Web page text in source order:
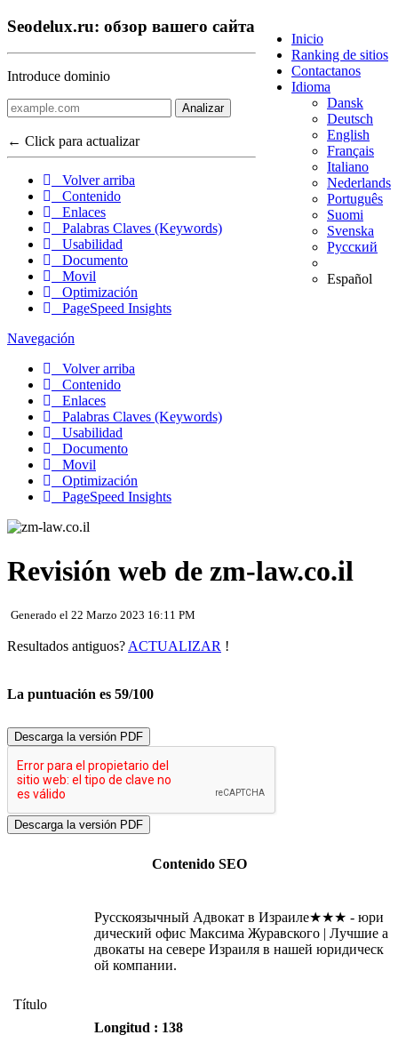
Inicio
Ranking de sitios
Contactanos
Idioma
Dansk
Deutsch
English
Français
Italiano
Nederlands
Português
Suomi
Svenska
Русский
Español
Seodelux.ru: обзор вашего сайта
Introduce dominio
Analizar
← Click para actualizar
Volver arriba
Contenido
Enlaces
Palabras Claves (Keywords)
Usabilidad
Documento
Movil
Optimización
PageSpeed Insights
Navegación
Volver arriba
Contenido
Enlaces
Palabras Claves (Keywords)
Usabilidad
Documento
Movil
Optimización
PageSpeed Insights
Revisión web de zm-law.co.il
Generado el 22 Marzo 2023 16:11 PM
Resultados antiguos? ACTUALIZAR !
La puntuación es 59/100
Descarga la versión PDF
Contenido SEO
Título
Русскоязычный Адвокат в Израиле★★★ - юри
дический офис Максима Журавского | Лучшие а
двокаты на севере Израиля в нашей юридическ
ой компании.
Longitud : 138